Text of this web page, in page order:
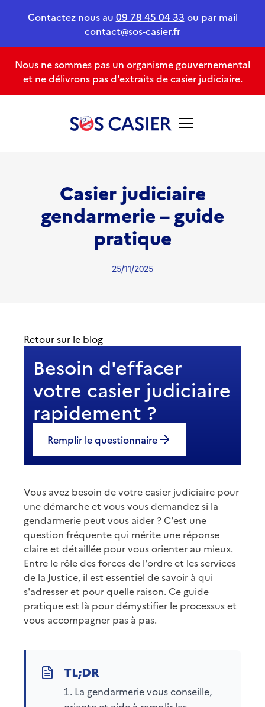
Contactez nous au 09 78 45 04 33 ou par mail
contact@sos-casier.fr
Nous ne sommes pas un organisme gouvernemental
et ne délivrons pas d'extraits de casier judiciaire.
Casier judiciaire
gendarmerie – guide
pratique
25/11/2025
Retour sur le blog
Besoin d'effacer
votre casier judiciaire
rapidement ?
Remplir le questionnaire
Vous avez besoin de votre casier judiciaire pour
une démarche et vous vous demandez si la
gendarmerie peut vous aider ? C'est une
question fréquente qui mérite une réponse
claire et détaillée pour vous orienter au mieux.
Entre le rôle des forces de l'ordre et les services
de la Justice, il est essentiel de savoir à qui
s'adresser et pour quelle raison. Ce guide
pratique est là pour démystifier le processus et
vous accompagner pas à pas.
La gendarmerie vous conseille,